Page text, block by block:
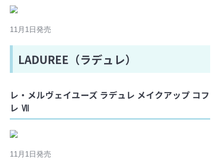
11月1日発売
LADUREE（ラデュレ）
レ・メルヴェイユーズ ラデュレ メイクアップ コフ
レ Ⅶ
11月1日発売